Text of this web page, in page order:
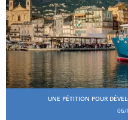
UNE PÉTITION POUR
06/